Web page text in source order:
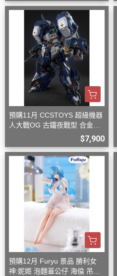
預購11月 CCSTOYS 超級機器
人大戰OG 古鐵夜戰型 合金可
$7,900
預購12月 Furyu 景品 勝利女
神:妮姬 泡麵蓋公仔 海倫 吊帶